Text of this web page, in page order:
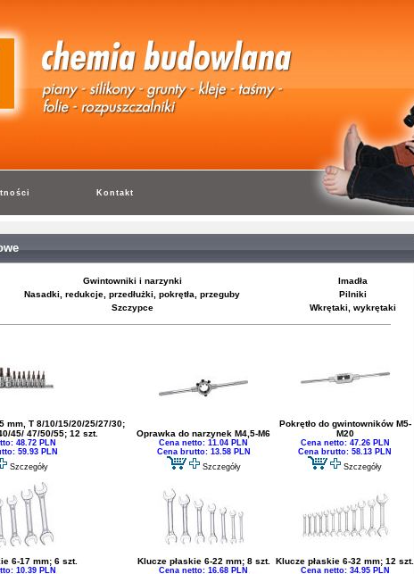
Kontakt
Gwintowniki i narzynki
Imadła
Nasadki, redukcje, przedłużki, pokrętła, przeguby
Pilniki
Szczypce Wkrętaki, wykrętaki
mm, T 8/10/15/20/25/27/30;
45/ 47/50/55; 12 szt.
48.72 PLN
59.93 PLN
Szczegóły
Oprawka do narzynek M4,5-M6
Cena netto: 11.04 PLN
Cena brutto: 13.58 PLN
Szczegóły
Pokrętło do gwintowników M5-
M20
Cena netto: 47.26 PLN
Cena brutto: 58.13 PLN
Szczegóły
6-17 mm; 6 szt.
10.39 PLN
Klucze płaskie 6-22 mm; 8 szt.
Cena netto: 16.68 PLN
Klucze płaskie 6-32 mm; 12 szt.
Cena netto: 34.95 PLN